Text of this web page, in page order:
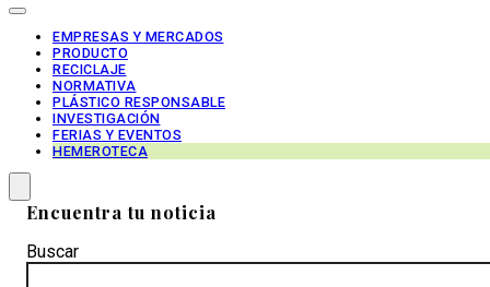
EMPRESAS Y MERCADOS
PRODUCTO
RECICLAJE
NORMATIVA
PLÁSTICO RESPONSABLE
INVESTIGACIÓN
FERIAS Y EVENTOS
HEMEROTECA
Encuentra tu noticia
Buscar